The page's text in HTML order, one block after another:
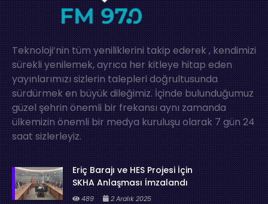
Teknoloji’nin tüm yeniliklerini takip ederek , kendimizi
sürekli yenilemek, ayrıca her kitleye hitap eden
yayınlarımızı sizlerin talepleri doğrultusunda
sürdürmek en büyük dileğimiz. İçinde bulunduğumuz
güzel şehrin önemli bir frekansı aynı zamanda
ülkemizin önemli bir medya kuruluşu olarak 7 gün 24
saat sizlerleyiz.
Eriç Barajı ve HES Projesi İçin
SKHA Anlaşması İmzalandı
489 2 Aralık 2025